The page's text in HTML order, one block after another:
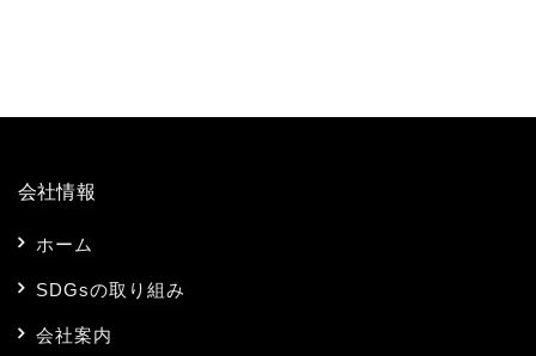
会社情報
ホーム
SDGsの取り組み
会社案内